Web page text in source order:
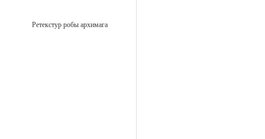
Ретекстур робы архимага